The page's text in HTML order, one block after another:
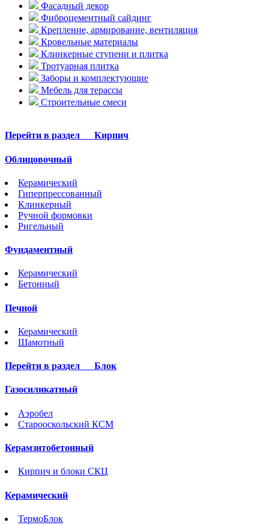
Фасадный декор
Фиброцементный сайдинг
Крепление, армирование, вентиляция
Кровельные материалы
Клинкерные ступени и плитка
Тротуарная плитка
Заборы и комплектующие
Мебель для терассы
Строительные смеси
Перейти в раздел Кирпич
Облицовочный
Керамический
Гиперпрессованный
Клинкерный
Ручной формовки
Ригельный
Фундаментный
Керамический
Бетонный
Печной
Керамический
Шамотный
Перейти в раздел Блок
Газосиликатный
Аэробел
Старооскольский КСМ
Керамзитобетонный
Кирпич и блоки СКЦ
Керамический
ТермоБлок